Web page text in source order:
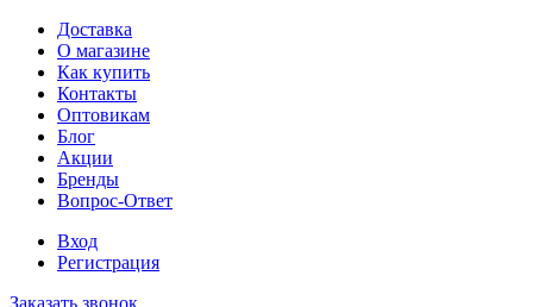
Доставка
О магазине
Как купить
Контакты
Оптовикам
Блог
Акции
Бренды
Вопрос-Ответ
Вход
Регистрация
Заказать звонок